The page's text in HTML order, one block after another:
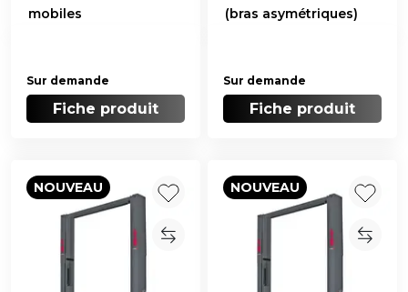
mobiles
Sur demande
Fiche produit
(bras asymétriques)
Sur demande
Fiche produit
NOUVEAU NOUVEAU